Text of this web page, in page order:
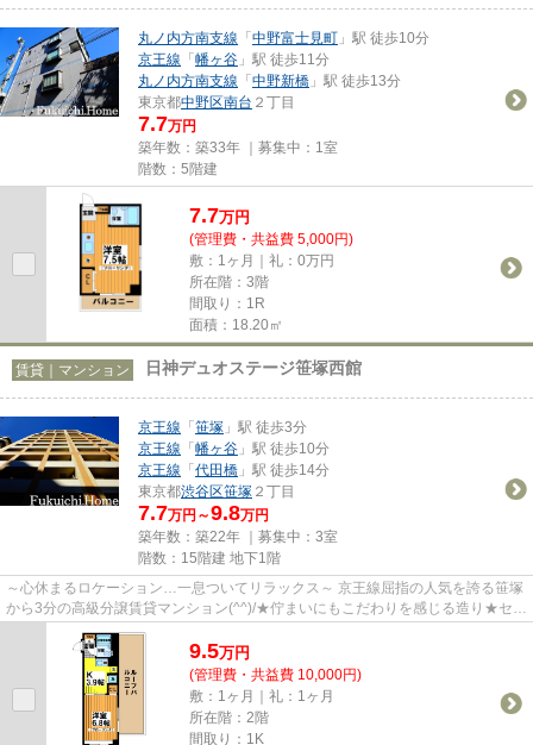
丸ノ内方南支線 「中野富士見町 」駅 徒歩10分
京王線 「幡ヶ谷 」駅 徒歩11分
丸ノ内方南支線 「中野新橋 」駅 徒歩13分
東京都中野区南台 ２丁目
7.7万円
築年数：築33年 ｜募集中： 1室
階数：5階建
7.7万円
(管理費・共益費 5,000円)
敷：1ヶ月｜礼：0万円
所在階：3階
間取り：1R
面積：18.20㎡
賃貸｜マンション 日神デュオステージ笹塚西館
京王線 「笹塚 」駅 徒歩3分
京王線 「幡ヶ谷 」駅 徒歩10分
京王線 「代田橋 」駅 徒歩14分
東京都渋谷区笹塚 ２丁目
7.7万円～9.8万円
築年数：築22年 ｜募集中： 3室
階数：15階建 地下1階
～心休まるロケーション…一息ついてリラックス～ 京王線屈指の人気を誇る笹塚
から3分の高級分譲賃貸マンション(^^)/★佇まいにもこだわりを感じる造り★セキ
ュリティもバッチリ！ 一つ考...
9.5万円
(管理費・共益費 10,000円)
敷：1ヶ月｜礼：1ヶ月
所在階：2階
間取り：1K